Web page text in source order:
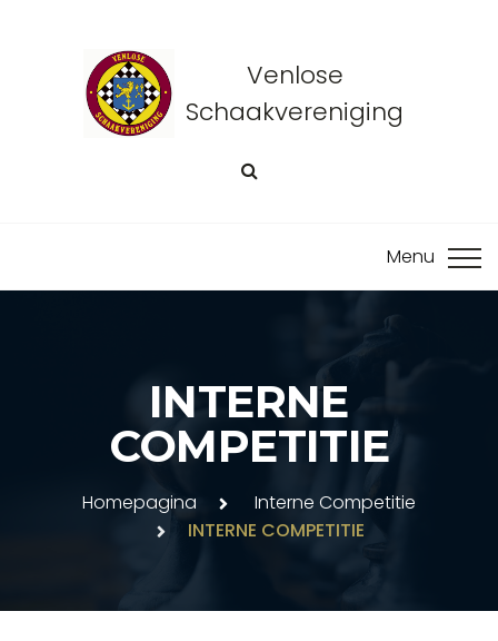
Venlose
Schaakvereniging
INTERNE
COMPETITIE
Homepagina
Interne Competitie
INTERNE COMPETITIE